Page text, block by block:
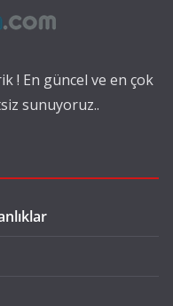
! En güncel ve en çok
sunuyoruz..